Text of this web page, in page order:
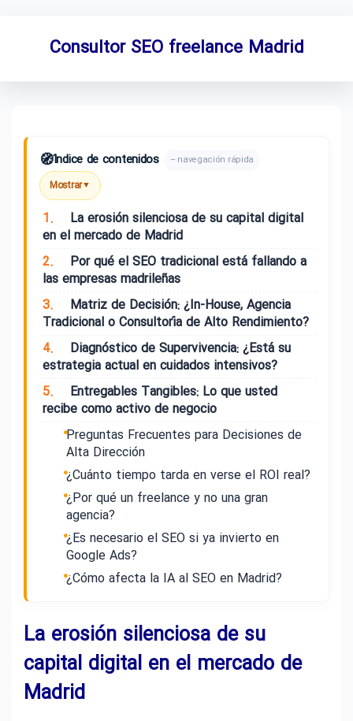
Consultor SEO freelance Madrid
🧭Índice de contenidos – navegación rápida
Mostrar▼
1.
La erosión silenciosa de su capital digital
en el mercado de Madrid
2.
Por qué el SEO tradicional está fallando a
las empresas madrileñas
3.
Matriz de Decisión: ¿In-House, Agencia
Tradicional o Consultoría de Alto Rendimiento?
4.
Diagnóstico de Supervivencia: ¿Está su
estrategia actual en cuidados intensivos?
5.
Entregables Tangibles: Lo que usted
recibe como activo de negocio
Preguntas Frecuentes para Decisiones de
Alta Dirección
¿Cuánto tiempo tarda en verse el ROI real?
¿Por qué un freelance y no una gran
agencia?
¿Es necesario el SEO si ya invierto en
Google Ads?
¿Cómo afecta la IA al SEO en Madrid?
La erosión silenciosa de su
capital digital en el mercado de
Madrid